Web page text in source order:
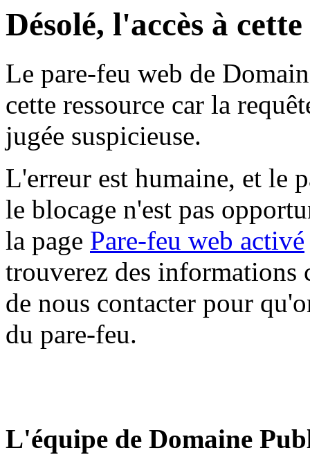
Désolé, l'accès à
Le pare-feu web de
cette ressource car la
jugée suspicieuse.
L'erreur est humaine, et le
le blocage n'est pas
la page Pare-feu web activé
trouverez des informations
de nous contacter pour
du pare-feu.
L'équipe de Domaine